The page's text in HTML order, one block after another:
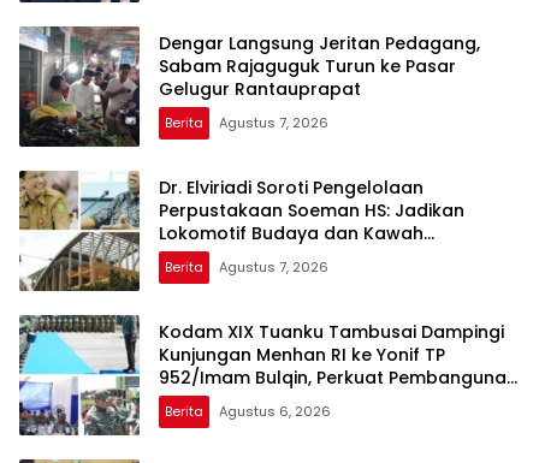
Dengar Langsung Jeritan Pedagang,
Sabam Rajaguguk Turun ke Pasar
Gelugur Rantauprapat
Berita Agustus 7, 2026
Dr. Elviriadi Soroti Pengelolaan
Perpustakaan Soeman HS: Jadikan
Lokomotif Budaya dan Kawah
Candradimuka Intelektual
Berita Agustus 7, 2026
Kodam XIX Tuanku Tambusai Dampingi
Kunjungan Menhan RI ke Yonif TP
952/Imam Bulqin, Perkuat Pembangunan
Satuan
Berita Agustus 6, 2026